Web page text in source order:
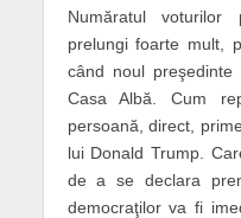
Număratul
prelungi foarte mult,
când noul
Casa Albă. Cum
persoană, direct,
lui Donald Trump.
de a se declara
democraţilor va fi